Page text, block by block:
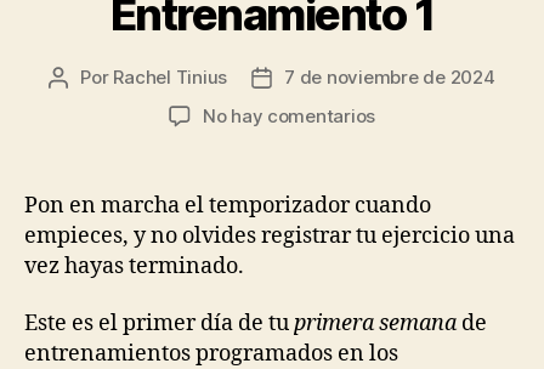
Entrenamiento 1
Autor
Por Rachel Tinius
Fecha7 de noviembre de 2024
No hay comentariosen
Entrenamiento
Pon en marcha el temporizador cuando
empieces, y no olvides registrar tu ejercicio una
vez hayas terminado.
Este es el primer día de tuprimera semana de
entrenamientos programados en los